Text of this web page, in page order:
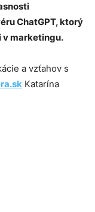
ChatGPT, ktorý
v marketingu.
a vzťahov s
Katarína